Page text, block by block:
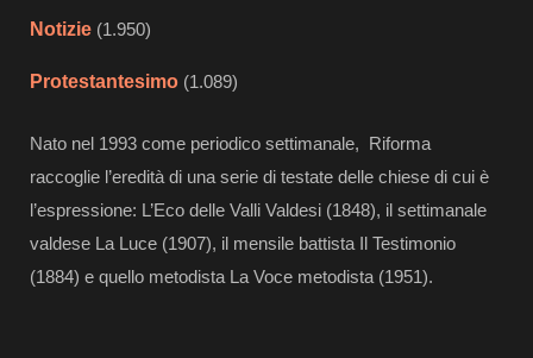
Notizie (1.950)
Protestantesimo (1.089)
Nato nel 1993 come periodico settimanale, Riforma
raccoglie l’eredità di una serie di testate delle chiese di cui è
l’espressione: L’Eco delle Valli Valdesi (1848), il settimanale
valdese La Luce (1907), il mensile battista Il Testimonio
(1884) e quello metodista La Voce metodista (1951).